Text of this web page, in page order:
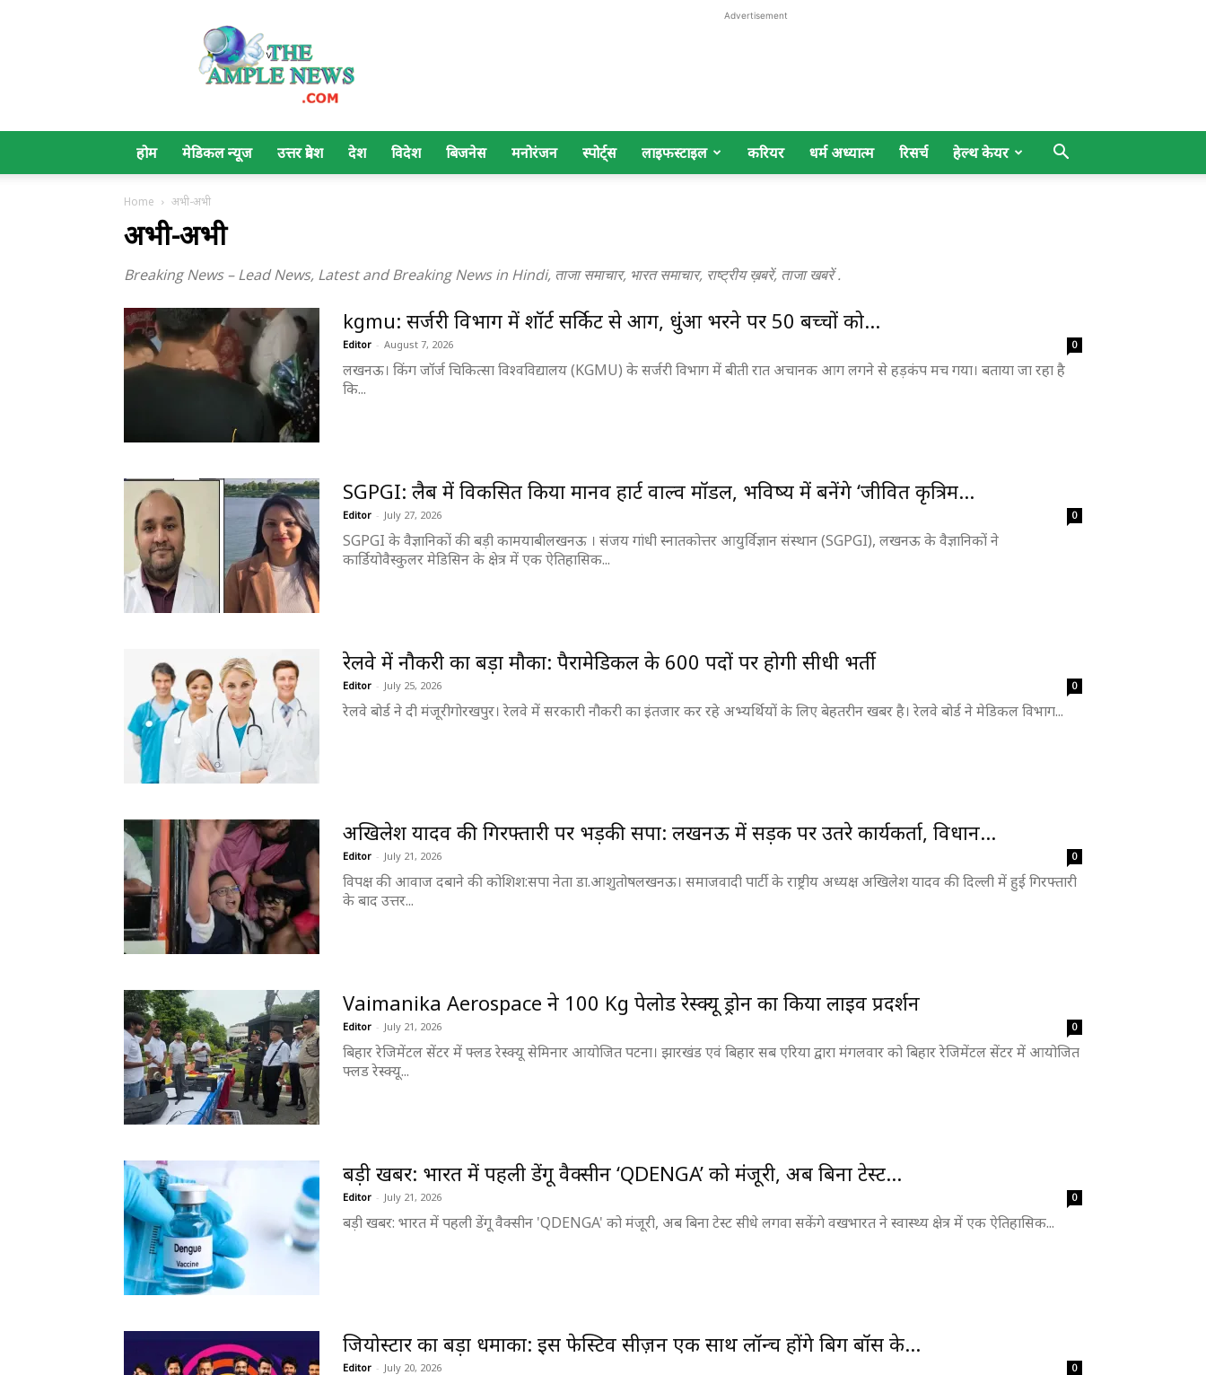
Ample
News
Advertisement
होम मेडिकल न्यूज उत्तर प्रदेश देश विदेश बिजनेस मनोरंजन स्पोर्ट्स लाइफस्टाइल करियर धर्म अध्यात्म रिसर्च हेल्थ केयर
Home अभी-अभी
अभी-अभी
Breaking News – Lead News, Latest and Breaking News in Hindi, ताजा समाचार, भारत समाचार, राष्ट्रीय ख़बरें, ताजा खबरें .
kgmu: सर्जरी विभाग में शॉर्ट सर्किट से आग, धुंआ भरने पर 50 बच्चों को...
Editor - August 7, 2026 0
​लखनऊ। किंग जॉर्ज चिकित्सा विश्वविद्यालय (KGMU) के सर्जरी विभाग में बीती रात अचानक आग लगने से हड़कंप मच गया। बताया जा रहा है
कि...
SGPGI: लैब में विकसित किया मानव हार्ट वाल्व मॉडल, भविष्य में बनेंगे ‘जीवित कृत्रिम...
Editor - July 27, 2026 0
SGPGI के वैज्ञानिकों की बड़ी कामयाबी ​लखनऊ । संजय गांधी स्नातकोत्तर आयुर्विज्ञान संस्थान (SGPGI), लखनऊ के वैज्ञानिकों ने
कार्डियोवैस्कुलर मेडिसिन के क्षेत्र में एक ऐतिहासिक...
रेलवे में नौकरी का बड़ा मौका: पैरामेडिकल के 600 पदों पर होगी सीधी भर्ती
Editor - July 25, 2026 0
रेलवे बोर्ड ने दी मंजूरी ​गोरखपुर। रेलवे में सरकारी नौकरी का इंतजार कर रहे अभ्यर्थियों के लिए बेहतरीन खबर है। रेलवे बोर्ड ने मेडिकल विभाग...
अखिलेश यादव की गिरफ्तारी पर भड़की सपा: लखनऊ में सड़क पर उतरे कार्यकर्ता, विधान...
Editor - July 21, 2026 0
विपक्ष की आवाज दबाने की कोशिश:सपा नेता डा.आशुतोष ​लखनऊ। समाजवादी पार्टी के राष्ट्रीय अध्यक्ष अखिलेश यादव की दिल्ली में हुई गिरफ्तारी
के बाद उत्तर...
Vaimanika Aerospace ने 100 Kg पेलोड रेस्क्यू ड्रोन का किया लाइव प्रदर्शन
Editor - July 21, 2026 0
बिहार रेजिमेंटल सेंटर में फ्लड रेस्क्यू सेमिनार आयोजित पटना। झारखंड एवं बिहार सब एरिया द्वारा मंगलवार को बिहार रेजिमेंटल सेंटर में आयोजित
फ्लड रेस्क्यू...
बड़ी खबर: भारत में पहली डेंगू वैक्सीन ‘QDENGA’ को मंजूरी, अब बिना टेस्ट...
Editor - July 21, 2026 0
बड़ी खबर: भारत में पहली डेंगू वैक्सीन 'QDENGA' को मंजूरी, अब बिना टेस्ट सीधे लगवा सकेंगे वखभारत ने स्वास्थ्य क्षेत्र में एक ऐतिहासिक...
जियोस्टार का बड़ा धमाका: इस फेस्टिव सीज़न एक साथ लॉन्च होंगे बिग बॉस के...
Editor - July 20, 2026 0